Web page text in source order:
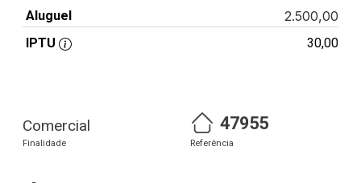
Aluguel 2.500,00
IPTU 30,00
Comercial
Finalidade
47955
Referência